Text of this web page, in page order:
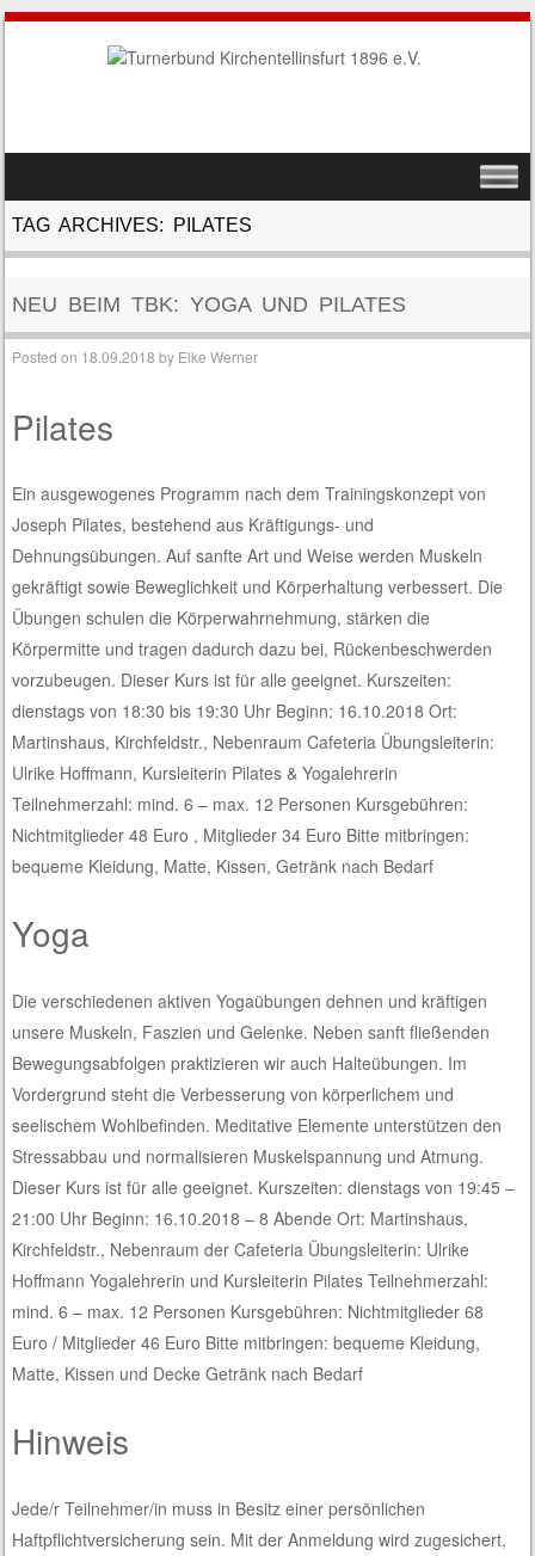
MENU
TAG ARCHIVES: PILATES
NEU BEIM TBK: YOGA UND PILATES
Posted on 18.09.2018 by Elke Werner
Pilates
Ein ausgewogenes Programm nach dem Trainingskonzept von
Joseph Pilates, bestehend aus Kräftigungs- und
Dehnungsübungen. Auf sanfte Art und Weise werden Muskeln
gekräftigt sowie Beweglichkeit und Körperhaltung verbessert. Die
Übungen schulen die Körperwahrnehmung, stärken die
Körpermitte und tragen dadurch dazu bei, Rückenbeschwerden
vorzubeugen. Dieser Kurs ist für alle geeignet. Kurszeiten:
dienstags von 18:30 bis 19:30 Uhr Beginn: 16.10.2018 Ort:
Martinshaus, Kirchfeldstr., Nebenraum Cafeteria Übungsleiterin:
Ulrike Hoffmann, Kursleiterin Pilates & Yogalehrerin
Teilnehmerzahl: mind. 6 – max. 12 Personen Kursgebühren:
Nichtmitglieder 48 Euro , Mitglieder 34 Euro Bitte mitbringen:
bequeme Kleidung, Matte, Kissen, Getränk nach Bedarf
Yoga
Die verschiedenen aktiven Yogaübungen dehnen und kräftigen
unsere Muskeln, Faszien und Gelenke. Neben sanft fließenden
Bewegungsabfolgen praktizieren wir auch Halteübungen. Im
Vordergrund steht die Verbesserung von körperlichem und
seelischem Wohlbefinden. Meditative Elemente unterstützen den
Stressabbau und normalisieren Muskelspannung und Atmung.
Dieser Kurs ist für alle geeignet. Kurszeiten: dienstags von 19:45 –
21:00 Uhr Beginn: 16.10.2018 – 8 Abende Ort: Martinshaus,
Kirchfeldstr., Nebenraum der Cafeteria Übungsleiterin: Ulrike
Hoffmann Yogalehrerin und Kursleiterin Pilates Teilnehmerzahl:
mind. 6 – max. 12 Personen Kursgebühren: Nichtmitglieder 68
Euro / Mitglieder 46 Euro Bitte mitbringen: bequeme Kleidung,
Matte, Kissen und Decke Getränk nach Bedarf
Hinweis
Jede/r Teilnehmer/in muss in Besitz einer persönlichen
Haftpflichtversicherung sein. Mit der Anmeldung wird zugesichert,